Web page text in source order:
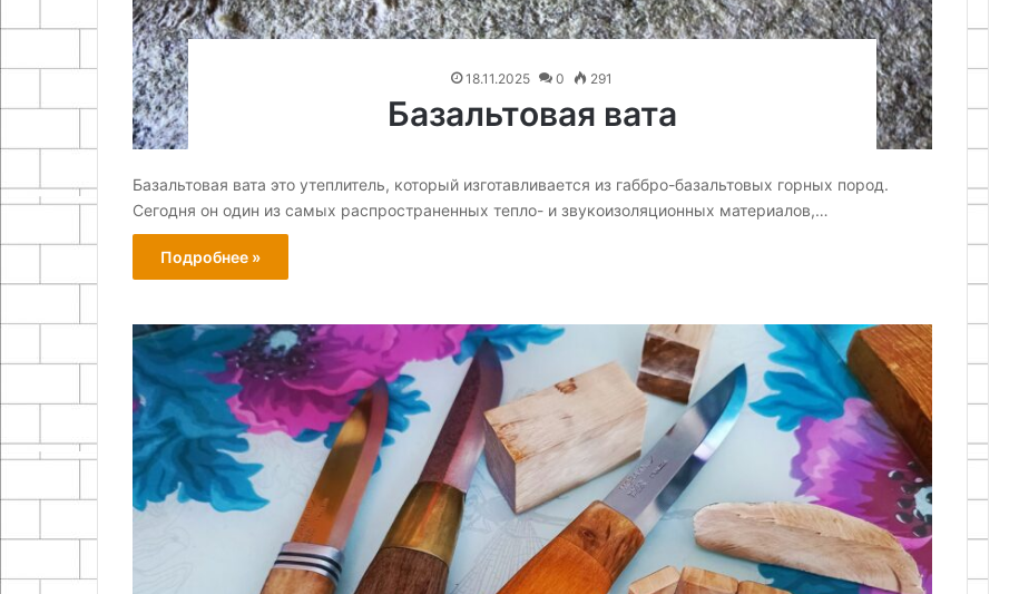
18.11.2025 0 291
Базальтовая вата
Базальтовая вата это утеплитель, который изготавливается из габбро-базальтовых горных пород.
Сегодня он один из самых распространенных тепло- и звукоизоляционных материалов,…
Подробнее »